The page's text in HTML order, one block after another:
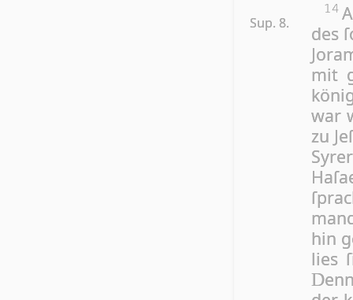
Sup. 8.
14
des
mit
war
zu
hin
lies
D